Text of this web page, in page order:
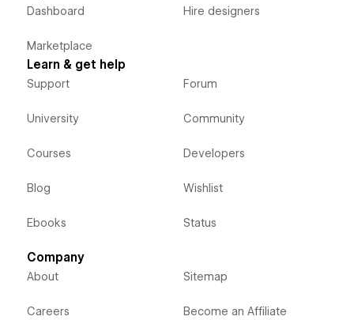
Dashboard
Marketplace
Hire designers
Learn & get help
Support
University
Courses
Blog
Ebooks
Forum
Community
Developers
Wishlist
Status
Company
About
Careers
Sitemap
Become an Affiliate